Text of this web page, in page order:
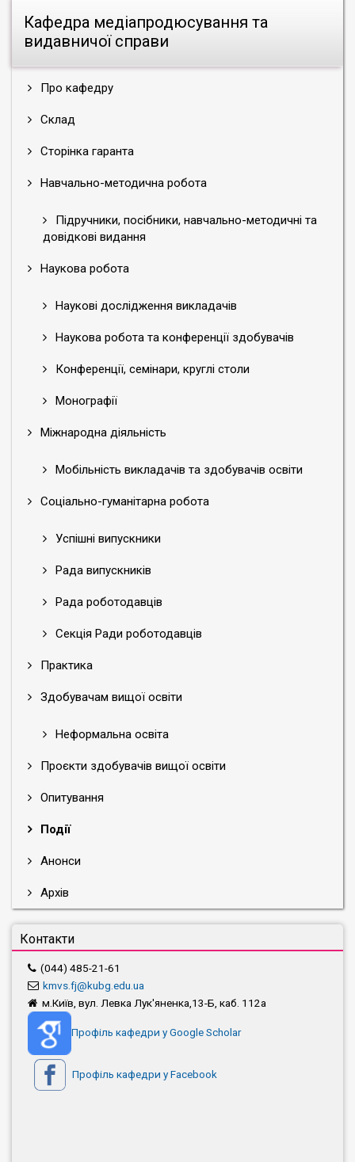
Кафедра медіапродюсування та
видавничої справи
Про кафедру
Склад
Сторінка гаранта
Навчально-методична робота
Підручники, посібники, навчально-методичні та
довідкові видання
Наукова робота
Наукові дослідження викладачів
Наукова робота та конференції здобувачів
Конференції, семінари, круглі столи
Монографії
Міжнародна діяльність
Мобільність викладачів та здобувачів освіти
Соціально-гуманітарна робота
Успішні випускники
Рада випускників
Рада роботодавців
Секція Ради роботодавців
Практика
Здобувачам вищої освіти
Неформальна освіта
Проєкти здобувачів вищої освіти
Опитування
Події
Анонси
Архів
Контакти
(044) 485-21-61
kmvs.fj@kubg.edu.ua
м.Київ, вул. Левка Лук'яненка,13-Б, каб. 112а
Профіль кафедри у Google Scholar
Профіль кафедри у Facebook